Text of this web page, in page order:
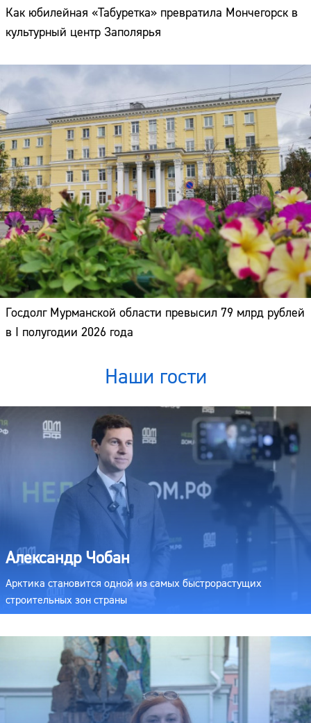
Как юбилейная «Табуретка» превратила Мончегорск в
культурный центр Заполярья
Госдолг Мурманской области превысил 79 млрд рублей
в I полугодии 2026 года
Наши гости
Александр Чобан
Арктика становится одной из самых быстрорастущих
строительных зон страны